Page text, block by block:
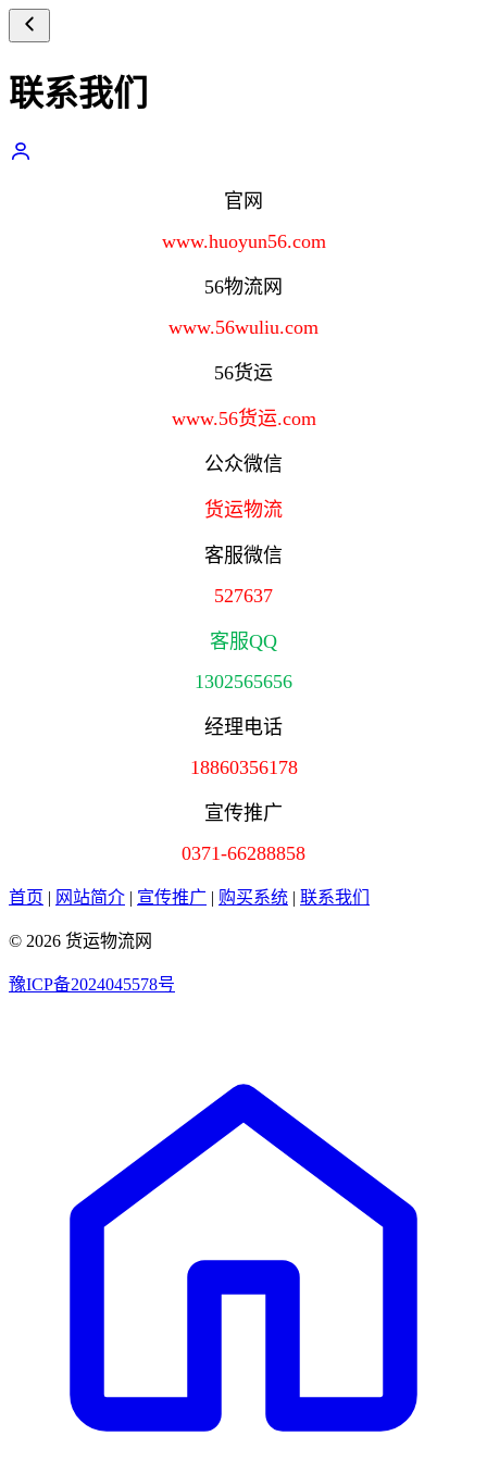
联系我们
官网
www.huoyun56.com
56物流网
www.56wuliu.com
56货运
www.56货运.com
公众微信
货运物流
客服微信
527637
客服QQ
1302565656
经理电话
18860356178
宣传推广
0371-66288858
首页 | 网站简介 | 宣传推广 | 购买系统 | 联系我们
© 2026 货运物流网
豫ICP备2024045578号